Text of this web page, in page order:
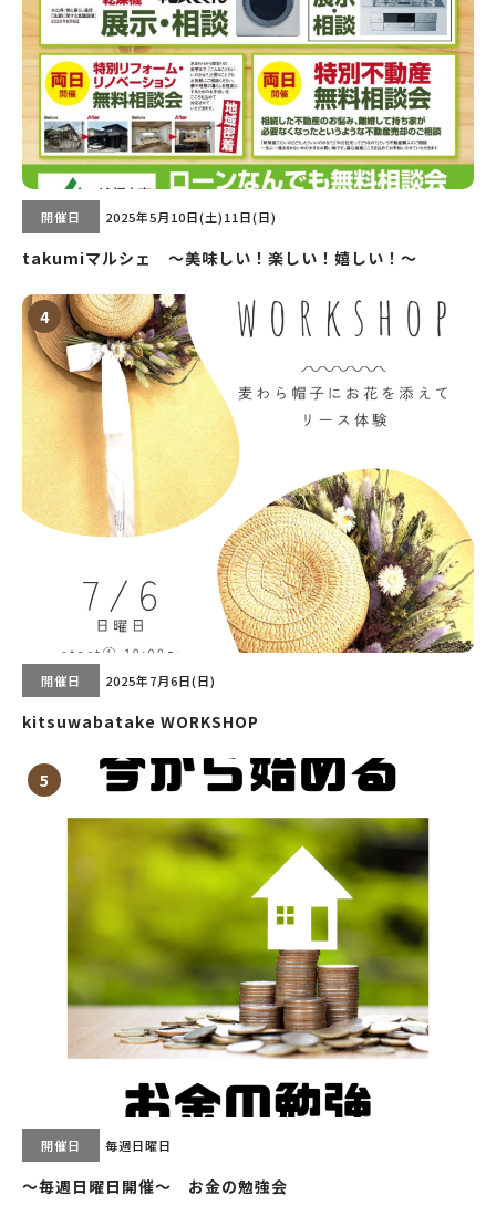
開催日 2025年5月10日(土)11日(日)
takumiマルシェ ～美味しい！楽しい！嬉しい！～
開催日 2025年7月6日(日)
kitsuwabatake WORKSHOP
開催日 毎週日曜日
～毎週日曜日開催～ お金の勉強会